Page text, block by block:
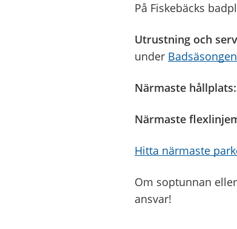
På Fiskebäcks
Utrustning och
under Badsäsongen
Närmaste hållplats:
Närmaste
Hitta närmaste
Om soptunnan
ansvar!